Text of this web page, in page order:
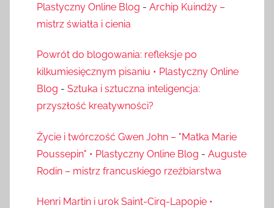
Plastyczny Online Blog - Archip Kuindży –
mistrz światła i cienia
Powrót do blogowania: refleksje po
kilkumiesięcznym pisaniu • Plastyczny Online
Blog - Sztuka i sztuczna inteligencja:
przyszłość kreatywności?
Życie i twórczość Gwen John – "Matka Marie
Poussepin" • Plastyczny Online Blog - Auguste
Rodin – mistrz francuskiego rzeźbiarstwa
Henri Martin i urok Saint-Cirq-Lapopie •